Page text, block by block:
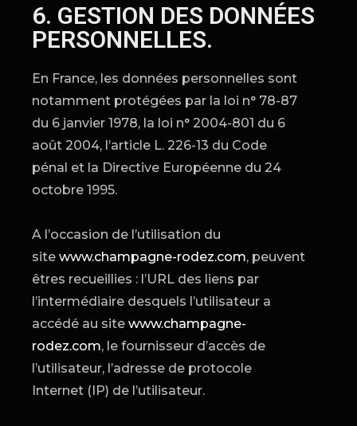
6. GESTION DES DONNÉES
PERSONNELLES.
En France, les données personnelles sont
notamment protégées par la loi n° 78-87
du 6 janvier 1978, la loi n° 2004-801 du 6
août 2004, l’article L. 226-13 du Code
pénal et la Directive Européenne du 24
octobre 1995.
A l’occasion de l’utilisation du
site www.champagne-rodez.com, peuvent
êtres recueillies : l’URL des liens par
l’intermédiaire desquels l’utilisateur a
accédé au site www.champagne-
rodez.com, le fournisseur d’accès de
l’utilisateur, l’adresse de protocole
Internet (IP) de l’utilisateur.